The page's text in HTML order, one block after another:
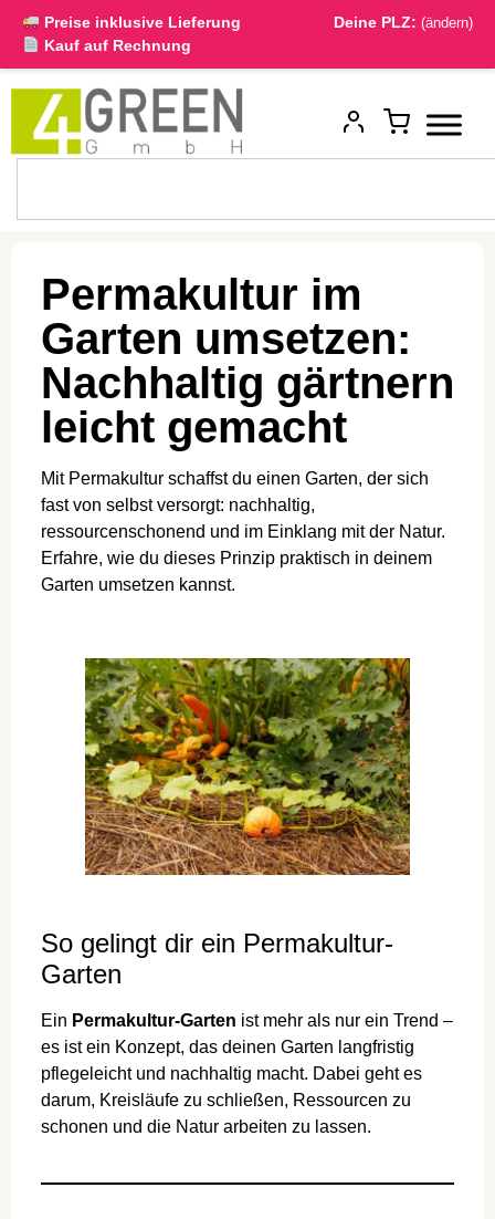
Preise inklusive Lieferung Deine PLZ: (ändern)
Kauf auf Rechnung
Permakultur im
Garten umsetzen:
Nachhaltig gärtnern
leicht gemacht
Mit Permakultur schaffst du einen Garten, der sich
fast von selbst versorgt: nachhaltig,
ressourcenschonend und im Einklang mit der Natur.
Erfahre, wie du dieses Prinzip praktisch in deinem
Garten umsetzen kannst.
So gelingt dir ein Permakultur-
Garten
Ein Permakultur-Garten ist mehr als nur ein Trend –
es ist ein Konzept, das deinen Garten langfristig
pflegeleicht und nachhaltig macht. Dabei geht es
darum, Kreisläufe zu schließen, Ressourcen zu
schonen und die Natur arbeiten zu lassen.